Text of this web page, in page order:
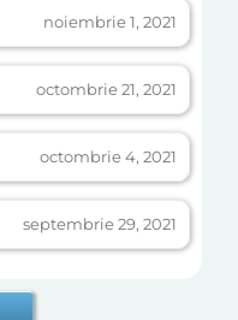
noiembrie 1, 2021
octombrie 21, 2021
octombrie 4, 2021
septembrie 29, 2021